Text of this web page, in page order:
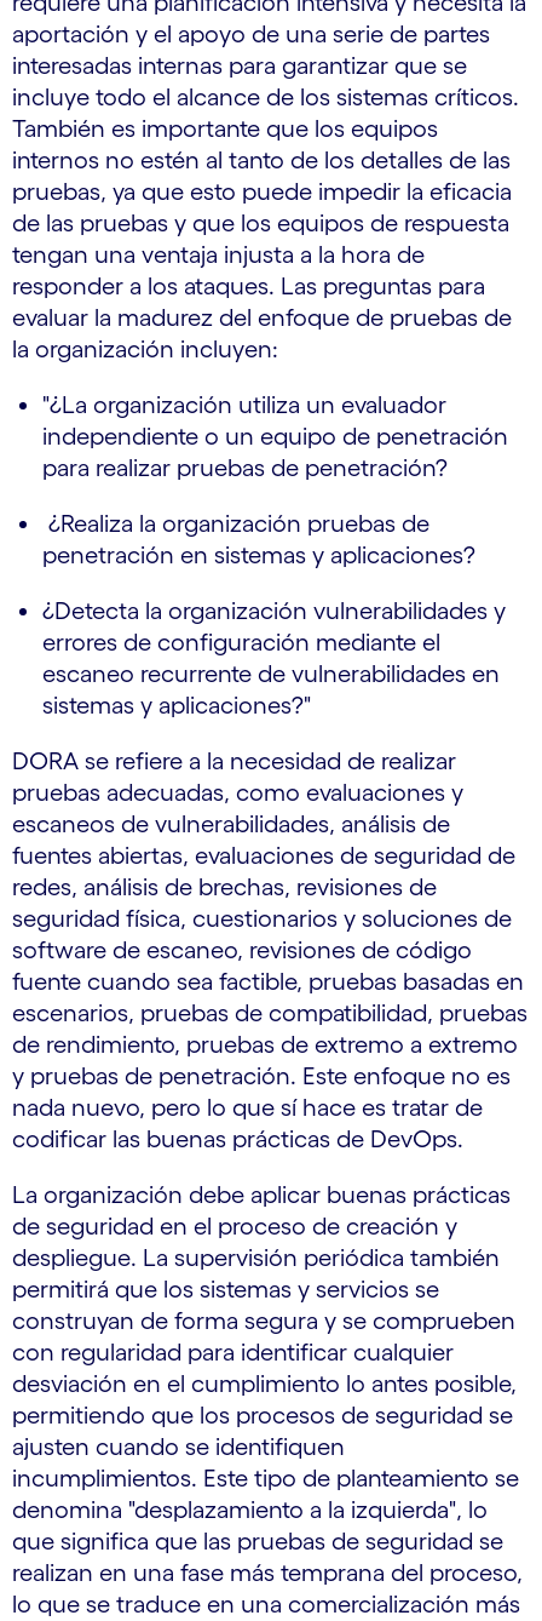
aportación y el apoyo de una serie de partes
interesadas internas para garantizar que se
incluye todo el alcance de los sistemas críticos.
También es importante que los equipos
internos no estén al tanto de los detalles de las
pruebas, ya que esto puede impedir la eficacia
de las pruebas y que los equipos de respuesta
tengan una ventaja injusta a la hora de
responder a los ataques. Las preguntas para
evaluar la madurez del enfoque de pruebas de
la organización incluyen:
"¿La organización utiliza un evaluador
independiente o un equipo de penetración
para realizar pruebas de penetración?
¿Realiza la organización pruebas de
penetración en sistemas y aplicaciones?
¿Detecta la organización vulnerabilidades y
errores de configuración mediante el
escaneo recurrente de vulnerabilidades en
sistemas y aplicaciones?"
DORA se refiere a la necesidad de realizar
pruebas adecuadas, como evaluaciones y
escaneos de vulnerabilidades, análisis de
fuentes abiertas, evaluaciones de seguridad de
redes, análisis de brechas, revisiones de
seguridad física, cuestionarios y soluciones de
software de escaneo, revisiones de código
fuente cuando sea factible, pruebas basadas en
escenarios, pruebas de compatibilidad, pruebas
de rendimiento, pruebas de extremo a extremo
y pruebas de penetración. Este enfoque no es
nada nuevo, pero lo que sí hace es tratar de
codificar las buenas prácticas de DevOps.
La organización debe aplicar buenas prácticas
de seguridad en el proceso de creación y
despliegue. La supervisión periódica también
permitirá que los sistemas y servicios se
construyan de forma segura y se comprueben
con regularidad para identificar cualquier
desviación en el cumplimiento lo antes posible,
permitiendo que los procesos de seguridad se
ajusten cuando se identifiquen
incumplimientos. Este tipo de planteamiento se
denomina "desplazamiento a la izquierda", lo
que significa que las pruebas de seguridad se
realizan en una fase más temprana del proceso,
lo que se traduce en una comercialización más